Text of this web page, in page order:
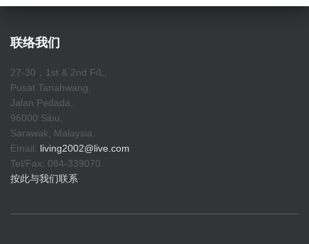
联络我们
27-30，1st & 2nd F/L,
Pusat Tanahwang,
Jalan Pedada,
96000 Sibu,
Sarawak, Malaysia.
Email: living2002@live.com
Tel/Fax: 084-339070
按此与我们联系